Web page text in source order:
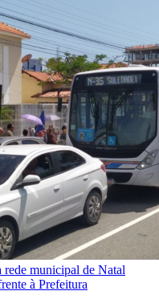
municipal de Natal
à Prefeitura